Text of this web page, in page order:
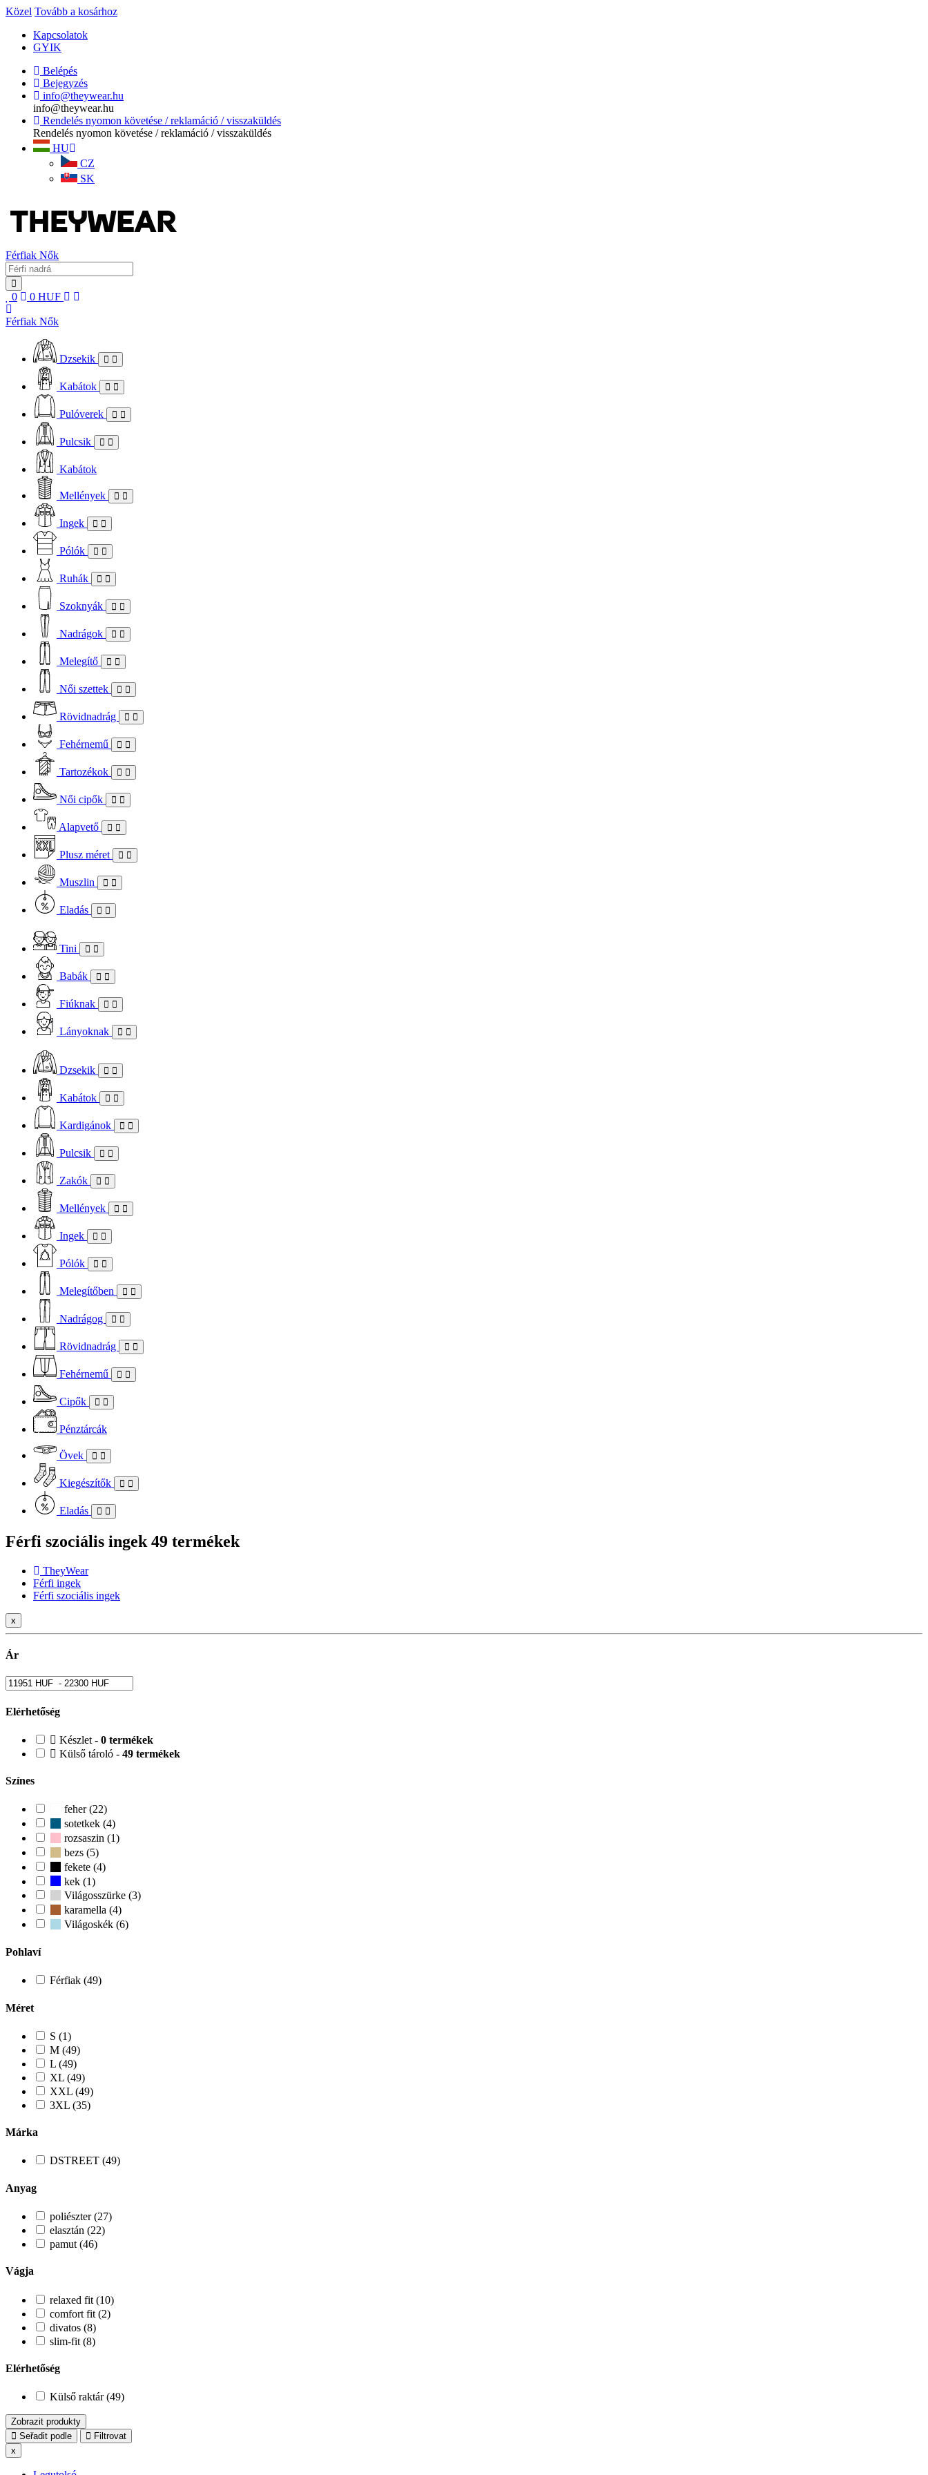
Közel Tovább a kosárhoz
Kapcsolatok
GYIK
Belépés
Bejegyzés
info@theywear.hu
info@theywear.hu
Rendelés nyomon követése / reklamáció / visszaküldés
Rendelés nyomon követése / reklamáció / visszaküldés
HU
CZ
SK
Férfiak Nők
0 0 HUF
Férfiak Nők
Dzsekik
Kabátok
Pulóverek
Pulcsik
Kabátok
Mellények
Ingek
Pólók
Ruhák
Szoknyák
Nadrágok
Melegítő
Női szettek
Rövidnadrág
Fehérnemű
Tartozékok
Női cipők
Alapvető
Plusz méret
Muszlin
Eladás
Tini
Babák
Fiúknak
Lányoknak
Dzsekik
Kabátok
Kardigánok
Pulcsik
Zakók
Mellények
Ingek
Pólók
Melegítőben
Nadrágog
Rövidnadrág
Fehérnemű
Cipők
Pénztárcák
Övek
Kiegészítők
Eladás
Férfi szociális ingek 49 termékek
TheyWear
Férfi ingek
Férfi szociális ingek
x
Ár
Elérhetőség
Készlet - 0 termékek
Külső tároló - 49 termékek
Színes
feher (22)
sotetkek (4)
rozsaszin (1)
bezs (5)
fekete (4)
kek (1)
Világosszürke (3)
karamella (4)
Világoskék (6)
Pohlaví
Férfiak (49)
Méret
S (1)
M (49)
L (49)
XL (49)
XXL (49)
3XL (35)
Márka
DSTREET (49)
Anyag
poliészter (27)
elasztán (22)
pamut (46)
Vágja
relaxed fit (10)
comfort fit (2)
divatos (8)
slim-fit (8)
Elérhetőség
Külső raktár (49)
Zobrazit produkty
Seřadit podle
Filtrovat
x